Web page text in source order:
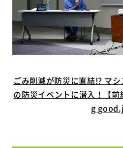
ごみ削減が防災に直結!? マ
の防災イベントに潜入！【
g